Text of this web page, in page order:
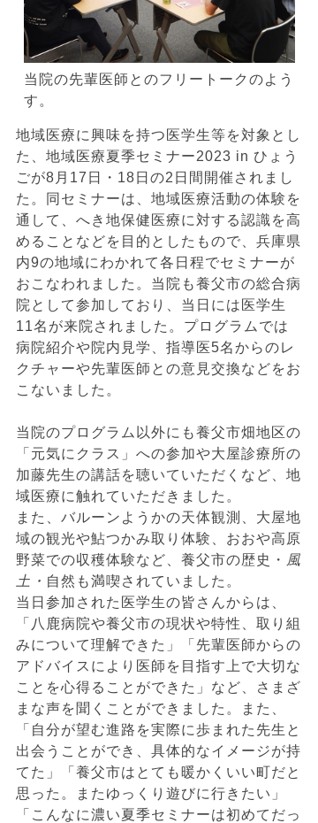
当院の先輩医師とのフリートークのよう
す。
地域医療に興味を持つ医学生等を対象とし
た、地域医療夏季セミナー2023 in ひょう
ごが8月17日・18日の2日間開催されまし
た。同セミナーは、地域医療活動の体験を
通して、へき地保健医療に対する認識を高
めることなどを目的としたもので、兵庫県
内9の地域にわかれて各日程でセミナーが
おこなわれました。当院も養父市の総合病
院として参加しており、当日には医学生
11名が来院されました。プログラムでは
病院紹介や院内見学、指導医5名からのレ
クチャーや先輩医師との意見交換などをお
こないました。
当院のプログラム以外にも養父市畑地区の
「元気にクラス」への参加や大屋診療所の
加藤先生の講話を聴いていただくなど、地
域医療に触れていただきました。
また、バルーンようかの天体観測、大屋地
域の観光や鮎つかみ取り体験、おおや高原
野菜での収穫体験など、養父市の歴史・ 風
土・ 自然も満喫されていました。
当日参加された医学生の皆さんからは、
「八鹿病院や養父市の現状や特性、取り組
みについて理解できた」「先輩医師からの
アドバイスにより医師を目指す上で大切な
ことを心得ることができた」など、さまざ
まな声を聞くことができました。また、
「自分が望む進路を実際に歩まれた先生と
出会うことができ、具体的なイメージが持
てた」「養父市はとても暖かくいい町だと
思った。またゆっくり遊びに行きたい」
「こんなに濃い夏季セミナーは初めてだっ